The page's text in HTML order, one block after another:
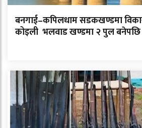
बनगाई–कपिलधाम सडकखण्डमा
कोइली भलवाड खण्डमा २ पुल